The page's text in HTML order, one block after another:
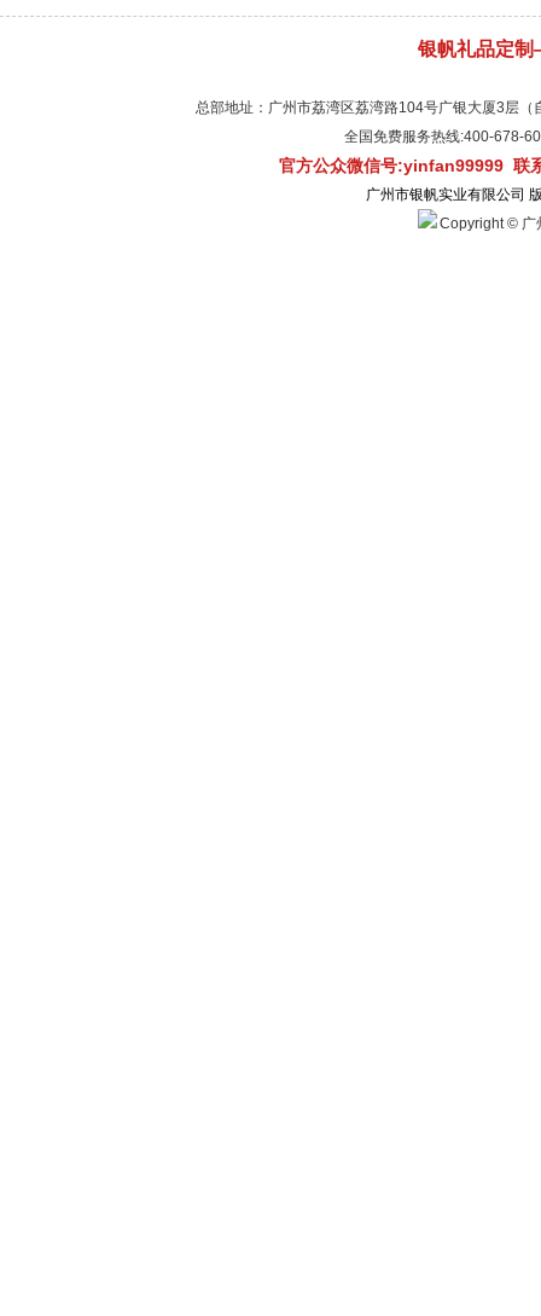
银帆礼品定
总部地址：广州市荔湾区荔湾路104号广银大厦3层
全国免费服务热线:400-
官方公众微信号:yinfan99999 联
广州市银帆实业有限公司
Copyright © 广